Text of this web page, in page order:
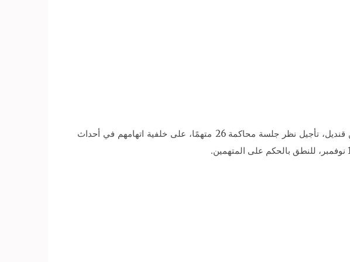
قررت محكمة جنايات شمال القاهرة، المنعقدة بمعهد أمناء الشرطة بطرة، برئاسة المستشار حسين قنديل، تأجيل نظر جلسة محاكمة 26 متهمًا، على خلفية اتهامهم في أحداث